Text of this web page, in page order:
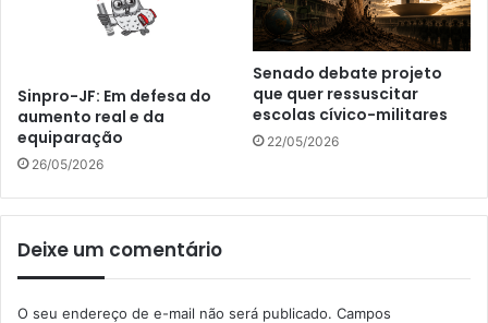
Sinpro-JF: Em defesa do
aumento real e da
equiparação
26/05/2026
Senado debate projeto
que quer ressuscitar
escolas cívico-militares
22/05/2026
Deixe um comentário
O seu endereço de e-mail não será publicado. Campos